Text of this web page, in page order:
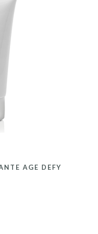
AGE DEFY